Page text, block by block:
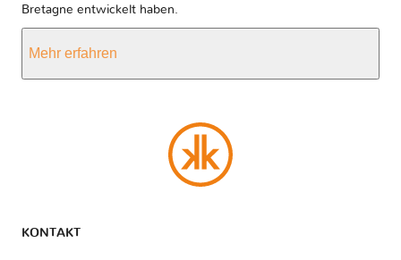
Bretagne entwickelt haben.
Mehr erfahren
KONTAKT